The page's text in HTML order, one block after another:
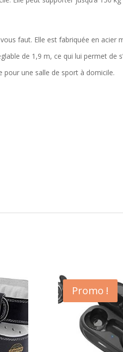
faut. Elle est fabriquée en acier
de 1,9 m, ce qui lui permet de
une salle de sport à domicile.
Promo !